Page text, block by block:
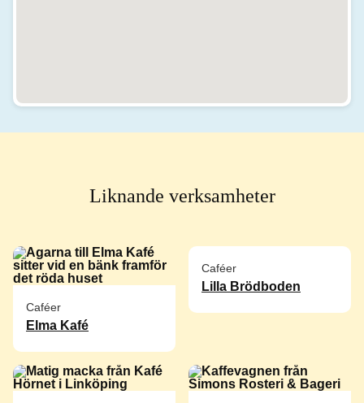
Liknande verksamheter
Caféer
Elma Kafé
Caféer
Lilla Brödboden